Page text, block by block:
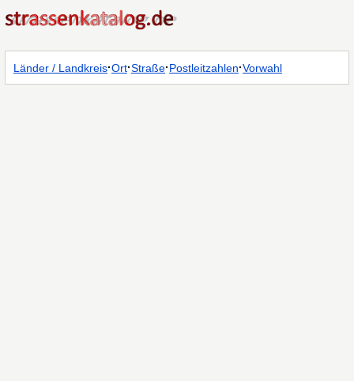
Länder / Landkreis·Ort·Straße·Postleitzahlen·Vorwahl